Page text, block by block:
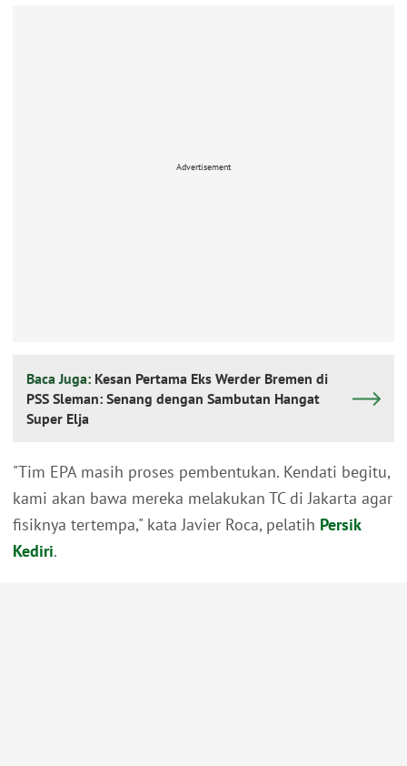
Advertisement
Baca Juga: Kesan Pertama Eks Werder Bremen di
PSS Sleman: Senang dengan Sambutan Hangat
Super Elja
"Tim EPA masih proses pembentukan. Kendati begitu,
kami akan bawa mereka melakukan TC di Jakarta agar
fisiknya tertempa," kata Javier Roca, pelatih Persik
Kediri.